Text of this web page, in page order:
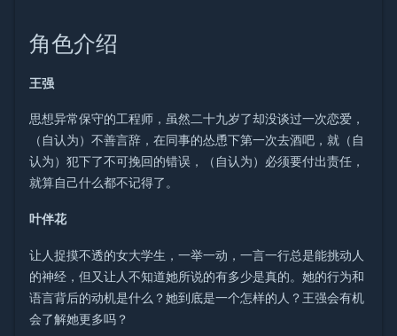
角色介绍
王强
思想异常保守的工程师，虽然二十九岁了却没谈过一次恋爱，
（自认为）不善言辞，在同事的怂恿下第一次去酒吧，就（自
认为）犯下了不可挽回的错误，（自认为）必须要付出责任，
就算自己什么都不记得了。
叶伴花
让人捉摸不透的女大学生，一举一动，一言一行总是能挑动人
的神经，但又让人不知道她所说的有多少是真的。她的行为和
语言背后的动机是什么？她到底是一个怎样的人？王强会有机
会了解她更多吗？